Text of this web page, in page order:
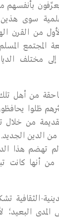
بأنفسهم
سوى هذين
من القرن
المجتمع
مختلف
من أهل تلك
ظلوا
من خلال
من الدين
تهضم هذا
من أنها كانت
الثقافية
المدى